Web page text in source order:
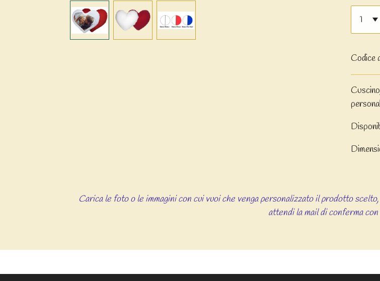
Codice
Carica le foto o le immagini con cui vuoi che venga personalizzato il prodotto
attendi la mail di conferma con